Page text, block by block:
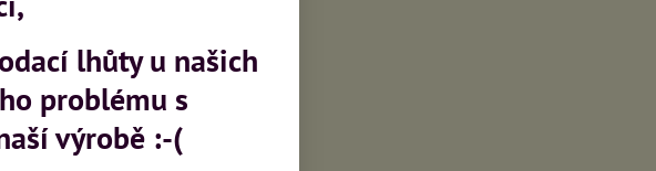
lhůty u našich
problému s
výrobě :-(